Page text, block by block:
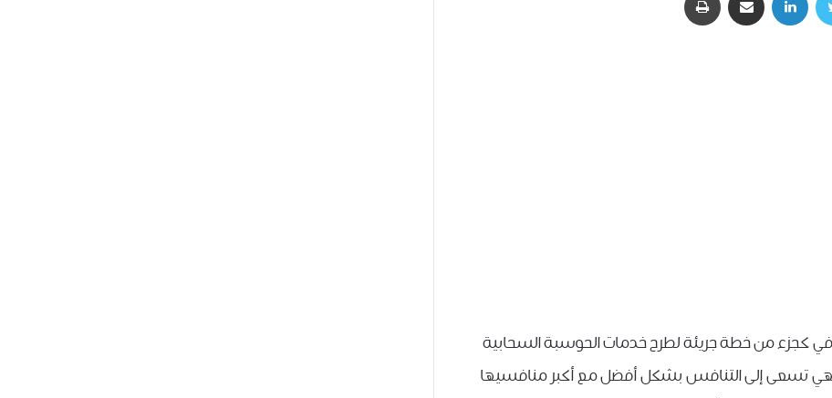
ما يقارب 2000 عامل إضافي كجزء من خطة جريئة لطرح خدمات الحوسبة السحابية
تسعى إلى التنافس بشكل أفضل مع أكبر منافسيها